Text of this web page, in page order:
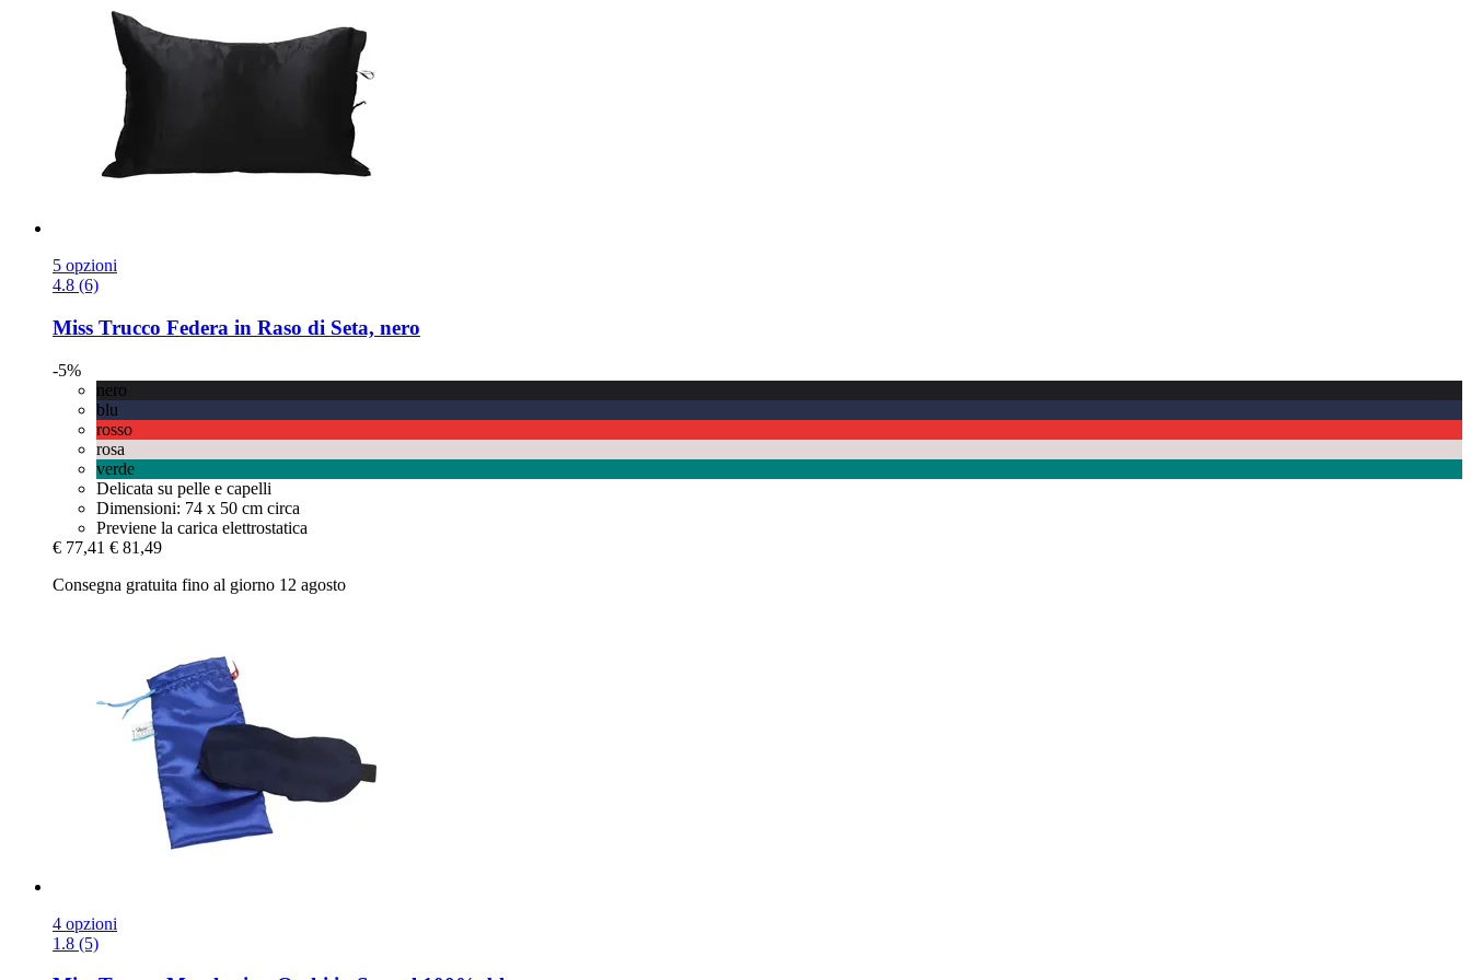
5 opzioni
4.8 (6)
Miss Trucco Federa in Raso di Seta, nero
-5%
nero
blu
rosso
rosa
verde
Delicata su pelle e capelli
Dimensioni: 74 x 50 cm circa
Previene la carica elettrostatica
€ 77,41 € 81,49
Consegna gratuita fino al giorno 12 agosto
4 opzioni
1.8 (5)